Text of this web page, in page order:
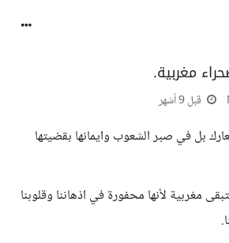
مغربية.
قبل 9 أشهر
بل في صبر الشعوب وايمانها بقضيتها
مغربية لأنها محفورة في اذهاننا وقلوبنا